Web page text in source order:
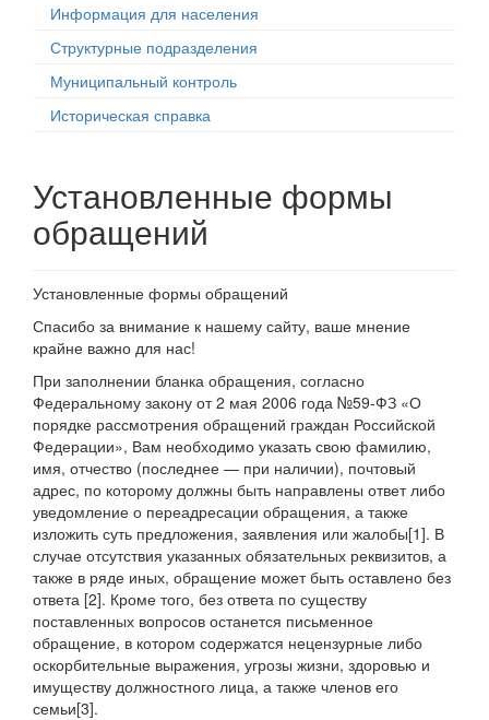
Информация для населения
Структурные подразделения
Муниципальный контроль
Историческая справка
Установленные формы
обращений
Установленные формы обращений
Спасибо за внимание к нашему сайту, ваше мнение
крайне важно для нас!
При заполнении бланка обращения, согласно
Федеральному закону от 2 мая 2006 года №59-ФЗ «О
порядке рассмотрения обращений граждан Российской
Федерации», Вам необходимо указать свою фамилию,
имя, отчество (последнее — при наличии), почтовый
адрес, по которому должны быть направлены ответ либо
уведомление о переадресации обращения, а также
изложить суть предложения, заявления или жалобы[1]. В
случае отсутствия указанных обязательных реквизитов, а
также в ряде иных, обращение может быть оставлено без
ответа [2]. Кроме того, без ответа по существу
поставленных вопросов останется письменное
обращение, в котором содержатся нецензурные либо
оскорбительные выражения, угрозы жизни, здоровью и
имуществу должностного лица, а также членов его
семьи[3].